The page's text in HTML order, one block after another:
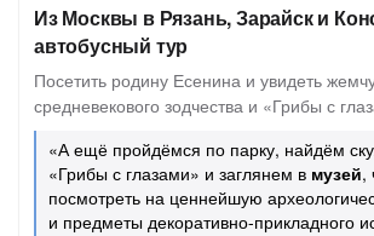
Из Москвы в Рязань, Зарайск и
автобусный тур
Посетить родину Есенина и увидеть
средневекового зодчества и «Грибы с
«А ещё пройдёмся по парку, найдём
«Грибы с глазами» и заглянем в музей,
посмотреть на ценнейшую
и предметы декоративно-прикладного